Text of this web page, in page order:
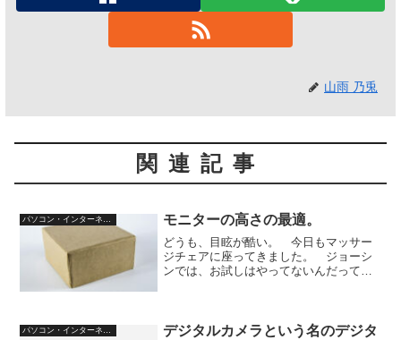
山雨 乃兎
関連記事
パソコン・インターネット モニターの高さの最適。
どうも、目眩が酷い。 今日もマッサー
ジチェアに座ってきました。 ジョーシ
ンでは、お試しはやってないんだって。
で、なんて言えるわけない...
パソコン・インターネット
デジタルカメラという名のデジタ